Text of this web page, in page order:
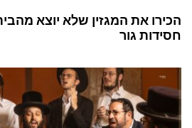
הכירו את המגזין שלא יוצא
חסידות גור